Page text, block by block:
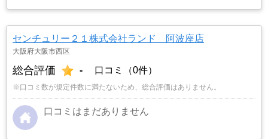
センチュリー２１株式会社ランド 阿波座店
大阪府大阪市西区
総合評価 - 口コミ（0件）
※口コミ数が規定件数に満たないため、総合評価はありません。
口コミはまだありません